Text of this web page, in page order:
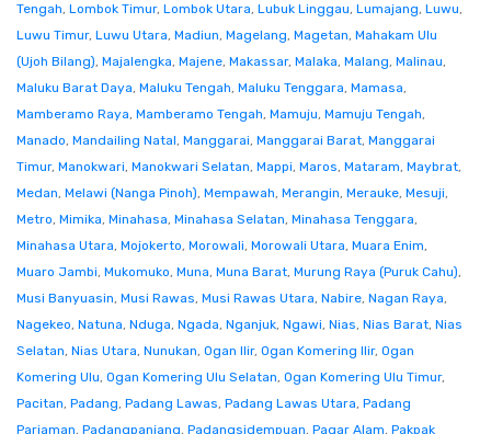
Tengah, Lombok Timur, Lombok Utara, Lubuk Linggau, Lumajang, Luwu,
Luwu Timur, Luwu Utara, Madiun, Magelang, Magetan, Mahakam Ulu
(Ujoh Bilang), Majalengka, Majene, Makassar, Malaka, Malang, Malinau,
Maluku Barat Daya, Maluku Tengah, Maluku Tenggara, Mamasa,
Mamberamo Raya, Mamberamo Tengah, Mamuju, Mamuju Tengah,
Manado, Mandailing Natal, Manggarai, Manggarai Barat, Manggarai
Timur, Manokwari, Manokwari Selatan, Mappi, Maros, Mataram, Maybrat,
Medan, Melawi (Nanga Pinoh), Mempawah, Merangin, Merauke, Mesuji,
Metro, Mimika, Minahasa, Minahasa Selatan, Minahasa Tenggara,
Minahasa Utara, Mojokerto, Morowali, Morowali Utara, Muara Enim,
Muaro Jambi, Mukomuko, Muna, Muna Barat, Murung Raya (Puruk Cahu),
Musi Banyuasin, Musi Rawas, Musi Rawas Utara, Nabire, Nagan Raya,
Nagekeo, Natuna, Nduga, Ngada, Nganjuk, Ngawi, Nias, Nias Barat, Nias
Selatan, Nias Utara, Nunukan, Ogan Ilir, Ogan Komering Ilir, Ogan
Komering Ulu, Ogan Komering Ulu Selatan, Ogan Komering Ulu Timur,
Pacitan, Padang, Padang Lawas, Padang Lawas Utara, Padang
Pariaman, Padangpanjang, Padangsidempuan, Pagar Alam, Pakpak